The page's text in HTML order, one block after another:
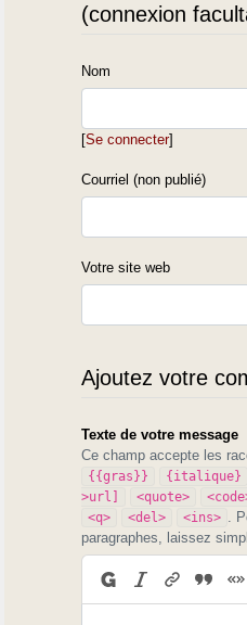
(connexion
Nom
[Se connecter]
Courriel (non publié)
Votre site web
Ajoutez votre
Texte de votre message
Ce champ accepte les
{{gras}} {italique}
>url]
<quote>
<q> <del> <ins>
.
paragraphes, laissez